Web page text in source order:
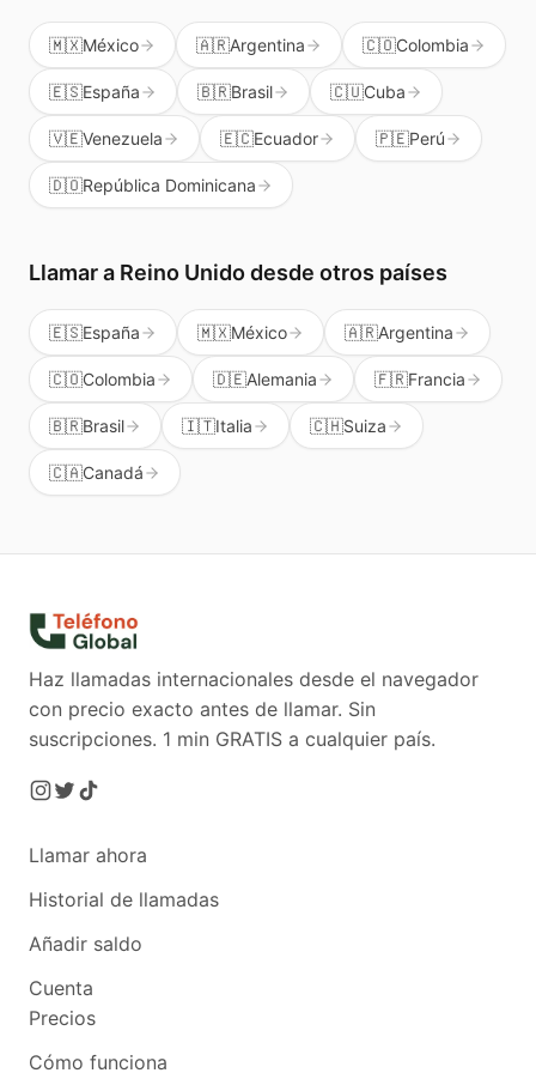
🇲🇽México 🇦🇷Argentina 🇨🇴Colombia
🇪🇸España 🇧🇷Brasil 🇨🇺Cuba
🇻🇪Venezuela 🇪🇨Ecuador 🇵🇪Perú
🇩🇴República Dominicana
Llamar a Reino Unidodesde otros países
🇪🇸España 🇲🇽México 🇦🇷Argentina
🇨🇴Colombia 🇩🇪Alemania 🇫🇷Francia
🇧🇷Brasil 🇮🇹Italia 🇨🇭Suiza
🇨🇦Canadá
Haz llamadas internacionales desde el navegador
con precio exacto antes de llamar. Sin
suscripciones. 1 min GRATIS a cualquier país.
Llamar ahora
Historial de llamadas
Añadir saldo
Cuenta
Precios
Cómo funciona